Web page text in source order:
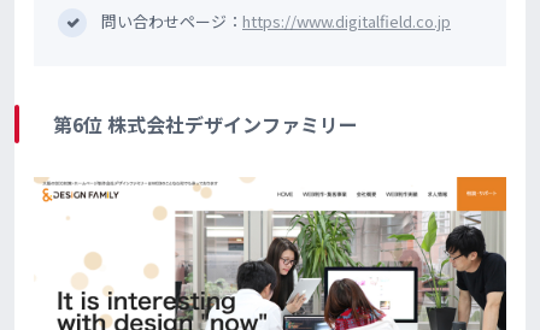
問い合わせページ： https://www.digitalfield.co.jp
第6位 株式会社デザインファミリー